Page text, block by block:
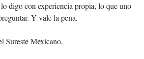
digo con experiencia propia, lo que uno
Y vale la pena.
Sureste Mexicano.